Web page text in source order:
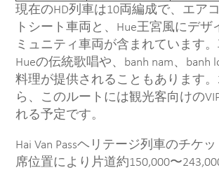
現在のHD列車は10両編成で、エア
トシート車両と、Hue王宮風にデザ
ミュニティ車両が含まれています。
Hueの伝統歌唱や、banh nam、banh
料理が提供されることもあります。
ら、このルートには観光客向けの
れる予定です。
Hai Van Passヘリテージ列車のチケ
席位置により片道約150,000〜